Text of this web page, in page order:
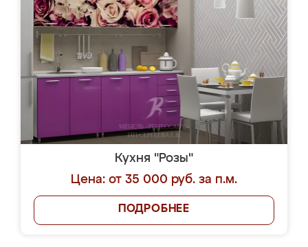
Кухня "Розы"
Цена: от 35 000 руб. за п.м.
ПОДРОБНЕЕ